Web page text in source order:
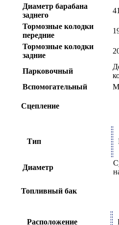
Диаметр барабана
заднего
Тормозные колодки
передние
Тормозные колодки
задние
Парковочный
Вспомогательный
Сцепление
Тип
Диаметр
Топливный бак
Расположение